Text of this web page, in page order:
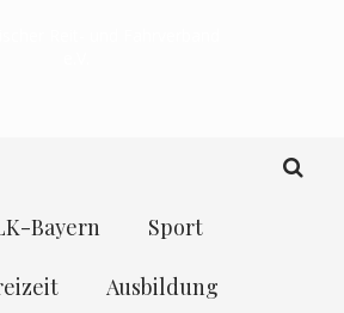
Bayern Sport
Ausbildung